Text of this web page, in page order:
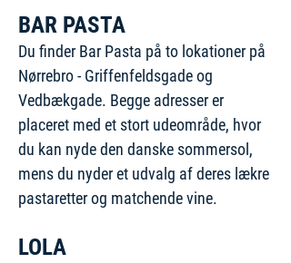
BAR PASTA
Du finder Bar Pasta på to lokationer på
Nørrebro - Griffenfeldsgade og
Vedbækgade. Begge adresser er
placeret med et stort udeområde, hvor
du kan nyde den danske sommersol,
mens du nyder et udvalg af deres lækre
pastaretter og matchende vine.
LOLA